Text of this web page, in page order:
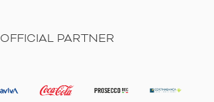
OFFICIAL PARTNER